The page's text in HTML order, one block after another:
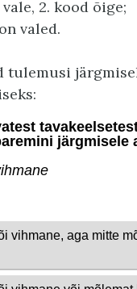
2. kood õige;
valed.
tulemusi